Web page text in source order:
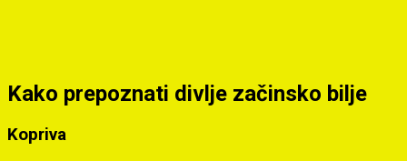
Kako prepoznati divlje začinsko bilje
Kopriva